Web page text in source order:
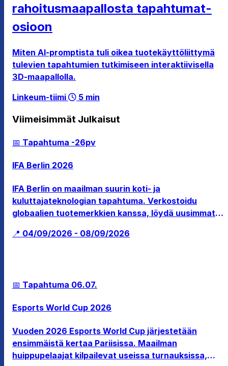
rahoitusmaapallosta tapahtumat-
osioon
Miten AI-promptista tuli oikea tuotekäyttöliittymä
tulevien tapahtumien tutkimiseen interaktiivisella
3D-maapallolla.
Linkeum-tiimi
5 min
Viimeisimmät Julkaisut
📅 Tapahtuma -26pv
IFA Berlin 2026
IFA Berlin on maailman suurin koti- ja
kuluttajateknologian tapahtuma. Verkostoidu
globaalien tuotemerkkien kanssa, löydä uusimmat
koe kulutuselektroniikan tulevaisuus.
📍 04/09/2026 - 08/09/2026
📅 Tapahtuma 06.07.
Esports World Cup 2026
Vuoden 2026 Esports World Cup järjestetään
ensimmäistä kertaa Pariisissa. Maailman
huippupelaajat kilpailevat useissa turnauksissa,